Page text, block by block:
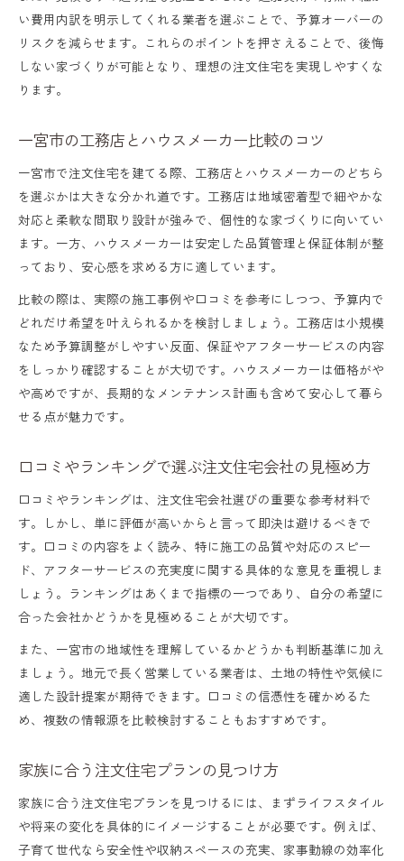
い費用内訳を明示してくれる業者を選ぶことで、予算オーバーの
リスクを減らせます。これらのポイントを押さえることで、後悔
しない家づくりが可能となり、理想の注文住宅を実現しやすくな
ります。
一宮市の工務店とハウスメーカー比較のコツ
一宮市で注文住宅を建てる際、工務店とハウスメーカーのどちら
を選ぶかは大きな分かれ道です。工務店は地域密着型で細やかな
対応と柔軟な間取り設計が強みで、個性的な家づくりに向いてい
ます。一方、ハウスメーカーは安定した品質管理と保証体制が整
っており、安心感を求める方に適しています。
比較の際は、実際の施工事例や口コミを参考にしつつ、予算内で
どれだけ希望を叶えられるかを検討しましょう。工務店は小規模
なため予算調整がしやすい反面、保証やアフターサービスの内容
をしっかり確認することが大切です。ハウスメーカーは価格がや
や高めですが、長期的なメンテナンス計画も含めて安心して暮ら
せる点が魅力です。
口コミやランキングで選ぶ注文住宅会社の見極め方
口コミやランキングは、注文住宅会社選びの重要な参考材料で
す。しかし、単に評価が高いからと言って即決は避けるべきで
す。口コミの内容をよく読み、特に施工の品質や対応のスピー
ド、アフターサービスの充実度に関する具体的な意見を重視しま
しょう。ランキングはあくまで指標の一つであり、自分の希望に
合った会社かどうかを見極めることが大切です。
また、一宮市の地域性を理解しているかどうかも判断基準に加え
ましょう。地元で長く営業している業者は、土地の特性や気候に
適した設計提案が期待できます。口コミの信憑性を確かめるた
め、複数の情報源を比較検討することもおすすめです。
家族に合う注文住宅プランの見つけ方
家族に合う注文住宅プランを見つけるには、まずライフスタイル
や将来の変化を具体的にイメージすることが必要です。例えば、
子育て世代なら安全性や収納スペースの充実、家事動線の効率化